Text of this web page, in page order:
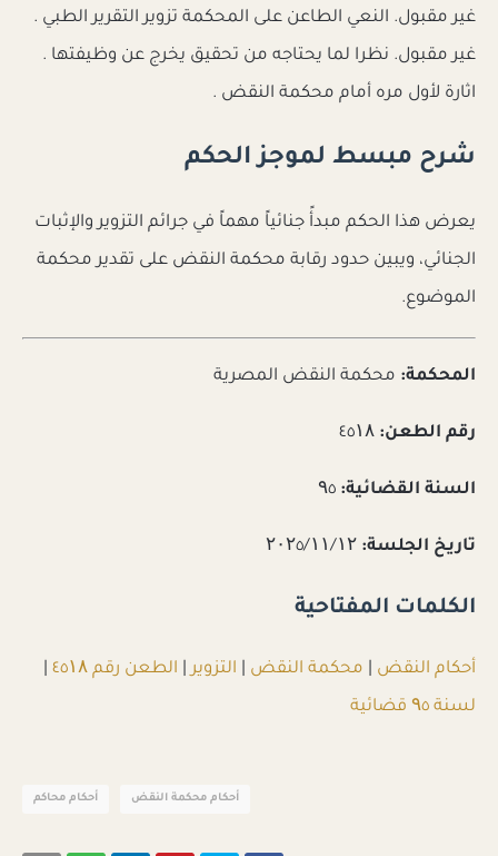
غير مقبول. النعي الطاعن على المحكمة تزوير التقرير الطبي .
غير مقبول. نظرا لما يحتاجه من تحقيق يخرج عن وظيفتها .
اثارة لأول مره أمام محكمة النقض .
شرح مبسط لموجز الحكم
يعرض هذا الحكم مبدأً جنائياً مهماً في جرائم التزوير والإثبات
الجنائي، ويبين حدود رقابة محكمة النقض على تقدير محكمة
الموضوع.
المحكمة: محكمة النقض المصرية
رقم الطعن:
السنة القضائية:
تاريخ الجلسة:
الكلمات المفتاحية
أحكام النقض محكمة النقض التزوير الطعن رقم ٤٥۱۸
لسنة ۹٥ قضائية
أحكام محاكم أحكام محكمة النقض